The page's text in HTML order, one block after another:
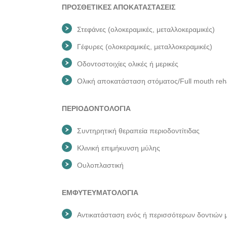
ΠΡΟΣΘΕΤΙΚΕΣ ΑΠΟΚΑΤΑΣΤΑΣΕΙΣ
Στεφάνες (ολοκεραμικές, μεταλλοκεραμικές)
Γέφυρες (ολοκεραμικές, μεταλλοκεραμικές)
Οδοντοστοιχίες ολικές ή μερικές
Ολική αποκατάσταση στόματος/Full mouth
ΠΕΡΙΟΔΟΝΤΟΛΟΓΙΑ
Συντηρητική θεραπεία περιοδοντίτιδας
Κλινική επιμήκυνση μύλης
Ουλοπλαστική
ΕΜΦΥΤΕΥΜΑΤΟΛΟΓΙΑ
Αντικατάσταση ενός ή περισσότερων δοντιών